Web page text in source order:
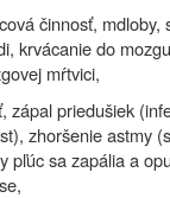
činnosť, mdloby,
krvácanie do
mŕtvici,
zápal priedušiek
zhoršenie astmy
pľúc sa zapália a